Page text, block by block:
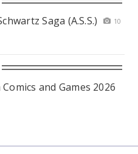
Saga (A.S.S.)
10
and Games 2026